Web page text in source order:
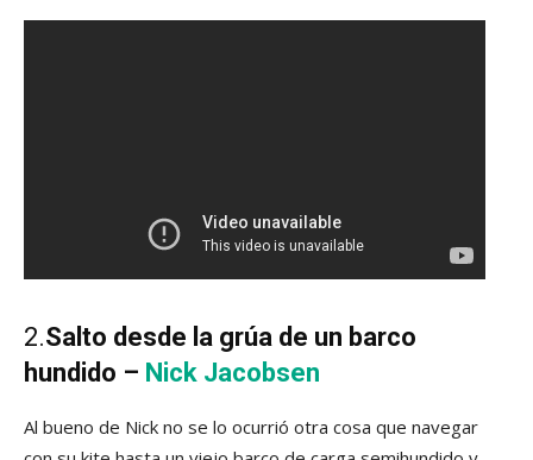
2.Salto desde la grúa de un barco
hundido – Nick Jacobsen
Al bueno de Nick no se lo ocurrió otra cosa que navegar